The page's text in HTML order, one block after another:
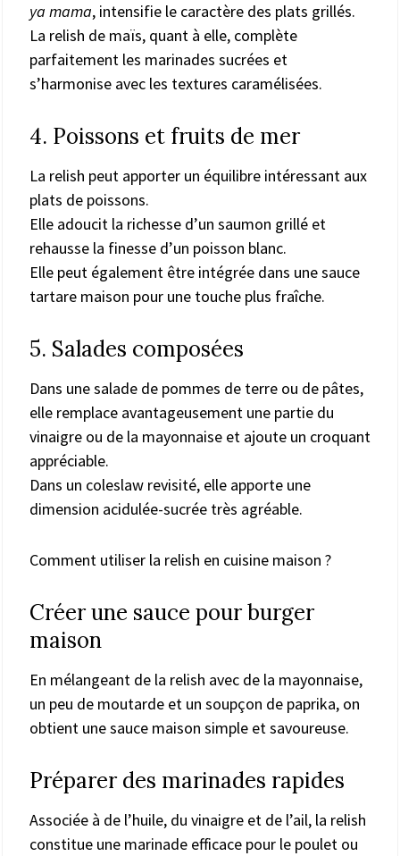
ya mama, intensifie le caractère des plats grillés.
La relish de maïs, quant à elle, complète
parfaitement les marinades sucrées et
s’harmonise avec les textures caramélisées.
4. Poissons et fruits de mer
La relish peut apporter un équilibre intéressant aux
plats de poissons.
Elle adoucit la richesse d’un saumon grillé et
rehausse la finesse d’un poisson blanc.
Elle peut également être intégrée dans une sauce
tartare maison pour une touche plus fraîche.
5. Salades composées
Dans une salade de pommes de terre ou de pâtes,
elle remplace avantageusement une partie du
vinaigre ou de la mayonnaise et ajoute un croquant
appréciable.
Dans un coleslaw revisité, elle apporte une
dimension acidulée-sucrée très agréable.
Comment utiliser la relish en cuisine maison ?
Créer une sauce pour burger
maison
En mélangeant de la relish avec de la mayonnaise,
un peu de moutarde et un soupçon de paprika, on
obtient une sauce maison simple et savoureuse.
Préparer des marinades rapides
Associée à de l’huile, du vinaigre et de l’ail, la relish
constitue une marinade efficace pour le poulet ou